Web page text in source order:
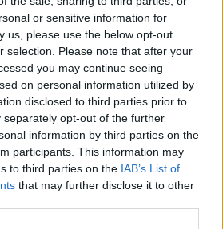
or sensitive information for
us, please use the below opt-out
selection. Please note that after your
you may continue seeing
on personal information utilized by
disclosed to third parties prior to
separately opt-out of the further
information by third parties on the
participants. This information may
to third parties on the IAB’s List of
that may further disclose it to other
promóterrel a Kanári-
Itt már konkrétumokról tudtunk
megkötésének
való bekerülés
hogy sokat kell még
megvalósítása érdekében,
kellet még
a Kanári verseny mellett – még
el: a lengyel és Barum
időben elkezdtünk a hazai
Márkkal is egyeztetni és úgy
is egyeztetve, hogy a